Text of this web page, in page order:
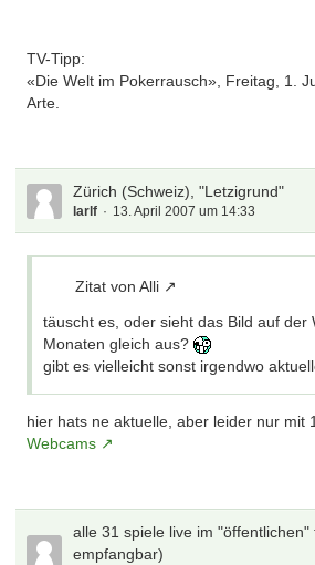
TV-Tipp:
«Die Welt im Pokerrausch», Freitag, 1.
Arte.
Zürich (Schweiz), "Letzigrund"
larlf 13. April 2007 um 14:33
Zitat von Alli
täuscht es, oder sieht das Bild auf der
Monaten gleich aus?
gibt es vielleicht sonst irgendwo
hier hats ne aktuelle, aber leider nur mit
Webcams
alle 31 spiele live im "öffentlichen"
empfangbar)